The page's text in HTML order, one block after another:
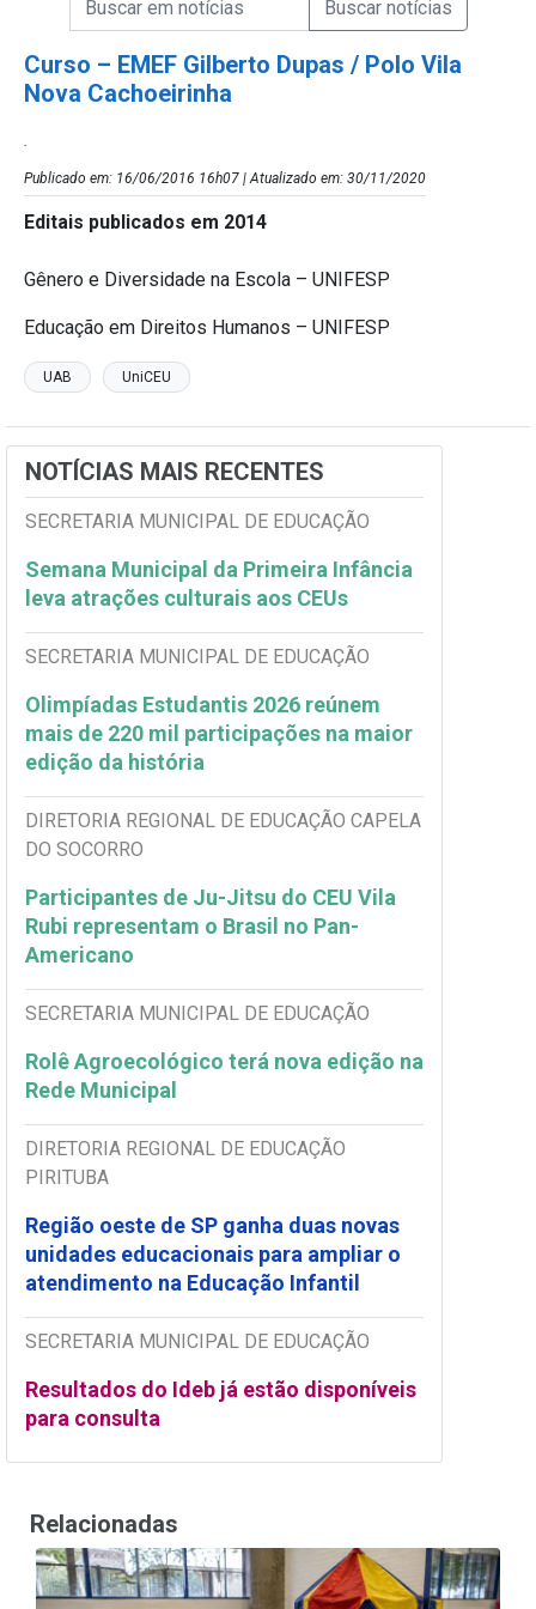
Curso – EMEF Gilberto Dupas / Polo Vila
Nova Cachoeirinha
Publicado em: 16/06/2016 16h07 | Atualizado em: 30/11/2020
Editais publicados em 2014
Gênero e Diversidade na Escola – UNIFESP
Educação em Direitos Humanos – UNIFESP
UAB UniCEU
NOTÍCIAS MAIS RECENTES
SECRETARIA MUNICIPAL DE EDUCAÇÃO
Semana Municipal da Primeira Infância
leva atrações culturais aos CEUs
SECRETARIA MUNICIPAL DE EDUCAÇÃO
Olimpíadas Estudantis 2026 reúnem
mais de 220 mil participações na maior
edição da história
DIRETORIA REGIONAL DE EDUCAÇÃO CAPELA
DO SOCORRO
Participantes de Ju-Jitsu do CEU Vila
Rubi representam o Brasil no Pan-
Americano
SECRETARIA MUNICIPAL DE EDUCAÇÃO
Rolê Agroecológico terá nova edição na
Rede Municipal
DIRETORIA REGIONAL DE EDUCAÇÃO
PIRITUBA
Região oeste de SP ganha duas novas
unidades educacionais para ampliar o
atendimento na Educação Infantil
SECRETARIA MUNICIPAL DE EDUCAÇÃO
Resultados do Ideb já estão disponíveis
para consulta
Relacionadas